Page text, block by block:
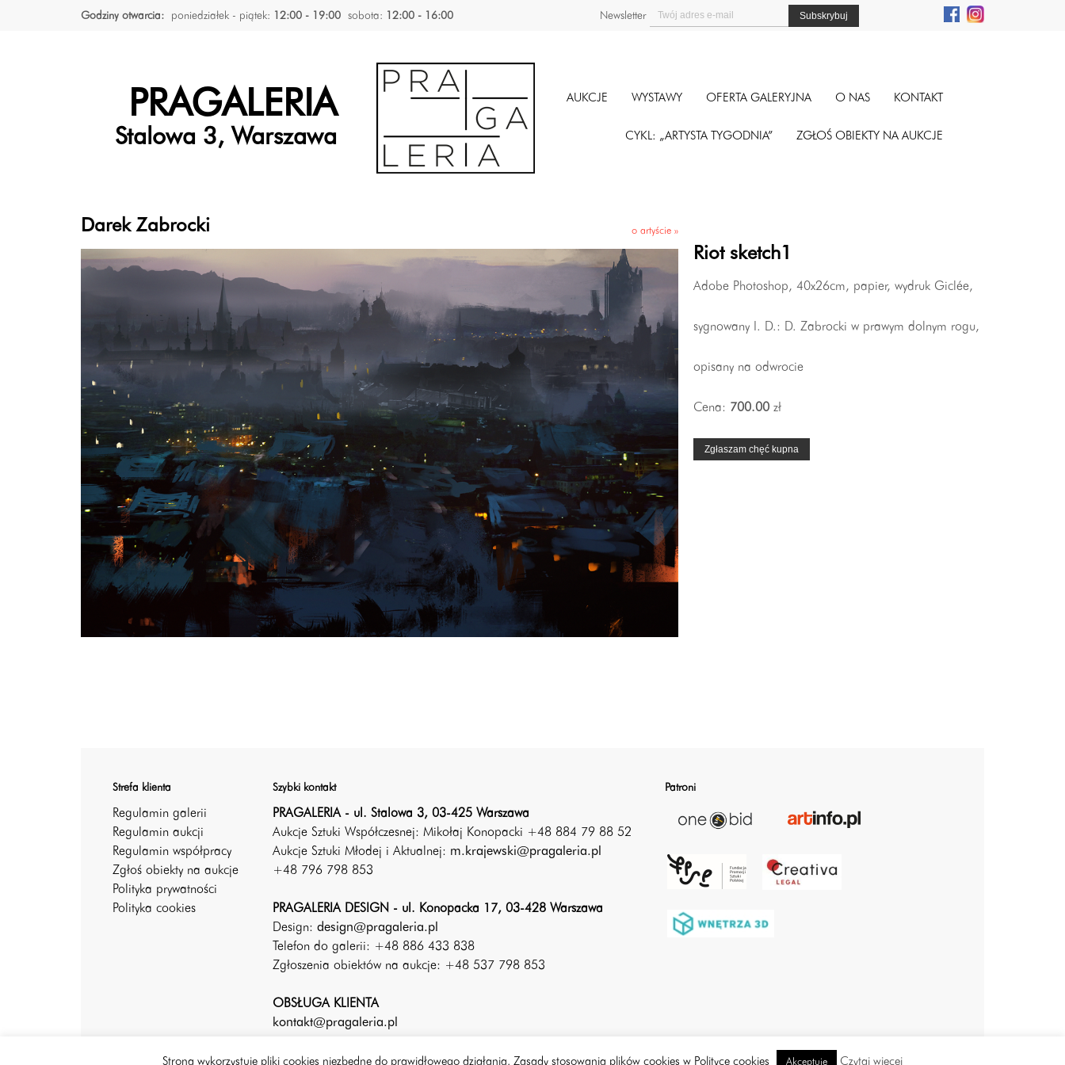
Godziny otwarcia: poniedziałek - piątek: 12:00 - 19:00 sobota: 12:00 - 16:00 Newsletter
PRAGALERIA
Stalowa 3, Warszawa
AUKCJE WYSTAWY OFERTA GALERYJNA O NAS KONTAKT
CYKL: „ARTYSTA TYGODNIA” ZGŁOŚ OBIEKTY NA AUKCJE
Darek Zabrocki o artyście »
Riot sketch1
Adobe Photoshop, 40x26cm, papier, wydruk Giclée,
sygnowany I. D.: D. Zabrocki w prawym dolnym rogu,
opisany na odwrocie
Cena: 700.00zł
Zgłaszam chęć kupna
Strefa klienta
Regulamin galerii
Regulamin aukcji
Regulamin współpracy
Zgłoś obiekty na aukcje
Polityka prywatności
Polityka cookies
Szybki kontakt
PRAGALERIA - ul. Stalowa 3, 03-425 Warszawa
Aukcje Sztuki Współczesnej: Mikołaj Konopacki +48 884 79 88 52
Aukcje Sztuki Młodej i Aktualnej: m.krajewski@pragaleria.pl
+48 796 798 853
PRAGALERIA DESIGN - ul. Konopacka 17, 03-428 Warszawa
Design: design@pragaleria.pl
Telefon do galerii: +48 886 433 838
Zgłoszenia obiektów na aukcje: +48 537 798 853
OBSŁUGA KLIENTA
kontakt@pragaleria.pl
Patroni
Strona wykorzystuje pliki cookies niezbędne do prawidłowego działania. Zasady stosowania plików cookies w Polityce cookies Akceptuję Czytaj więcej